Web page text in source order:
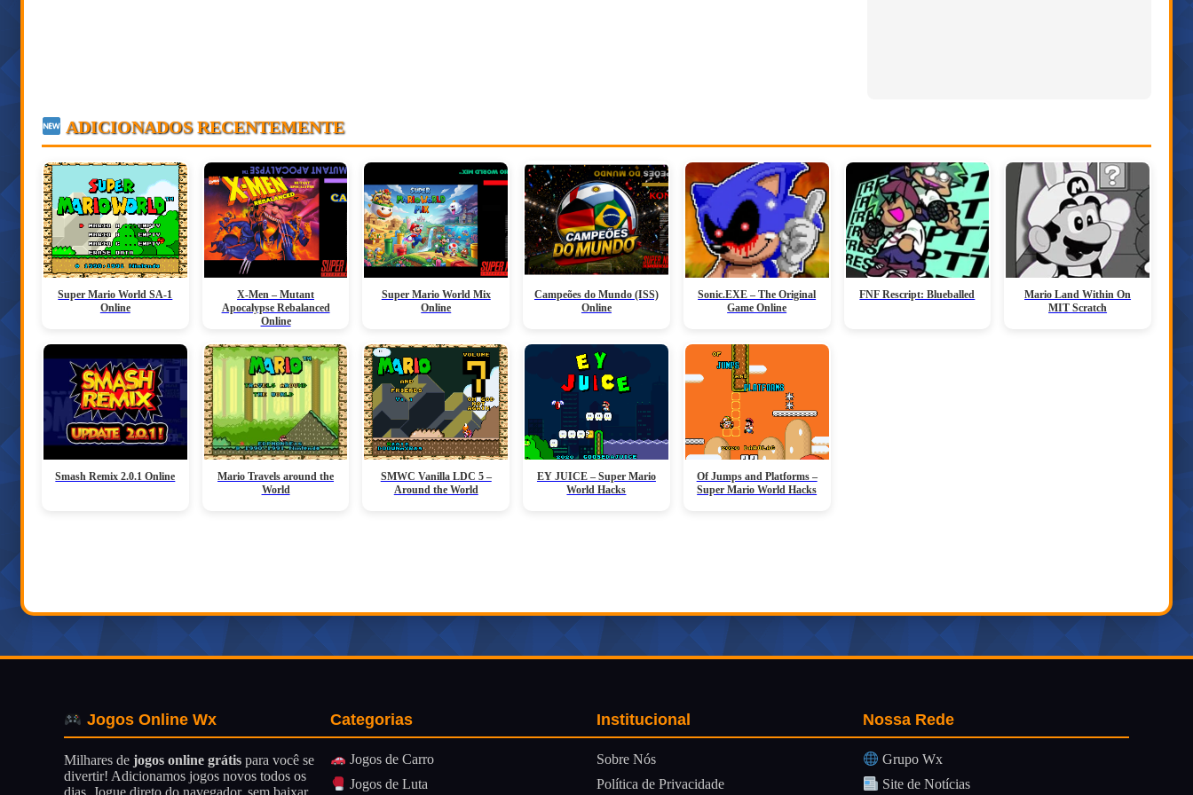
ADICIONADOS RECENTEMENTE
Super Mario World SA-1
Online
X-Men – Mutant
Apocalypse Rebalanced
Online
Super Mario World Mix
Online
Campeões do Mundo (ISS)
Online
Sonic.EXE – The Original
Game Online
FNF Rescript: Blueballed
Mario Land Within On
MIT Scratch
Smash Remix 2.0.1 Online
Mario Travels around the
World
SMWC Vanilla LDC 5 –
Around the World
EY JUICE – Super Mario
World Hacks
Of Jumps and Platforms –
Super Mario World Hacks
Jogos Online Wx
Milhares de jogos online grátis para você se
divertir! Adicionamos jogos novos todos os
dias. Jogue direto do navegador, sem baixar
Categorias
Jogos de Carro
Jogos de Luta
Institucional
Sobre Nós
Política de Privacidade
Nossa Rede
Grupo Wx
Site de Notícias